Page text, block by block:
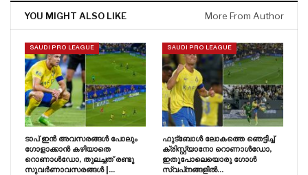
YOU MIGHT ALSO LIKE More From Author
SAUDI PRO LEAGUE
ടാപ് ഇൻ അവസരങ്ങൾ പോലും
ഗോളാക്കാൻ കഴിയാതെ
റൊണാൾഡോ, തുലച്ചത് രണ്ടു
സുവർണാവസരങ്ങൾ |…
SAUDI PRO LEAGUE
ഫുട്ബോൾ ലോകത്തെ ഞെട്ടിച്ച്
ക്രിസ്റ്റ്യാനോ റൊണാൾഡോ,
ഇതുപോലെയൊരു ഗോൾ
സ്വപ്‌നങ്ങളിൽ…